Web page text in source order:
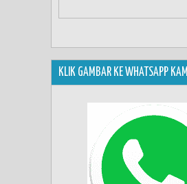
KLIK GAMBAR KE WHATSAPP KAMI